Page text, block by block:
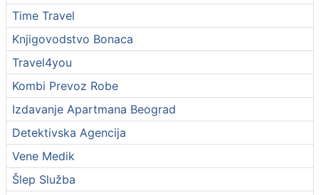
Time Travel
Knjigovodstvo Bonaca
Travel4you
Kombi Prevoz Robe
Izdavanje Apartmana Beograd
Detektivska Agencija
Vene Medik
Šlep Služba